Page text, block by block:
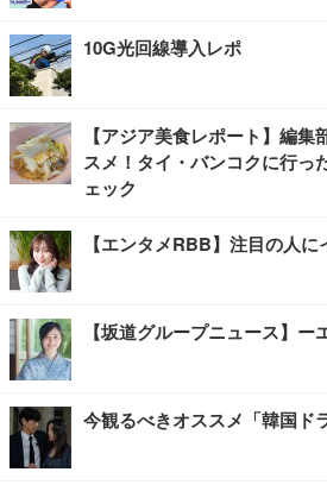
10G光回線導入レポ
【アジア美食レポート】編
スメ！タイ・バンコクに行っ
ェック
【エンタメRBB】注目の人
【坂道グループニュース】
今観るべきオススメ「韓国ド